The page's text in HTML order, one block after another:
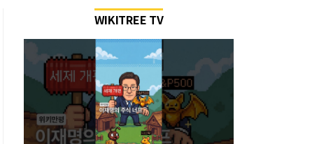
WIKITREE TV